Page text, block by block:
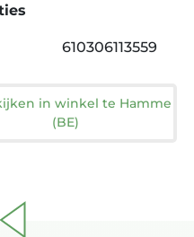
610306113559
in winkel te Hamme
(BE)